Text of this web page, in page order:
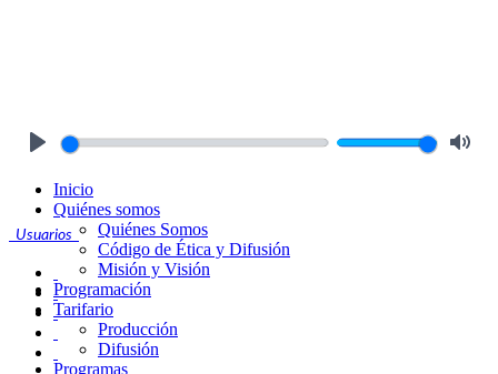
Usuarios
Inicio
Quiénes somos
Quiénes Somos
Código de Ética y Difusión
Misión y Visión
Programación
Tarifario
Producción
Difusión
Programas